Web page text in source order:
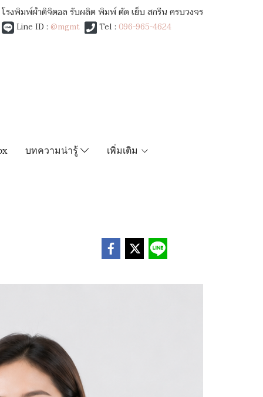
โรงพิมพ์ผ้าดิจิตอล รับผลิต พิมพ์ ตัด เย็บ สกรีน ครบวงจร
Line ID : @mgmt Tel : 096-965-4624
บทความน่ารู้ เพิ่มเติม